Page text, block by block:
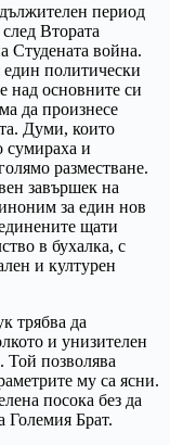
период
Втората
Студената война.
един политически
над основните си
да произнесе
Думи, които
сумираха и
разместване.
завършек на
за един нов
щати
в бухалка, с
и културен
трябва да
и унизителен
Той позволява
му са ясни.
посока без да
Големия Брат.